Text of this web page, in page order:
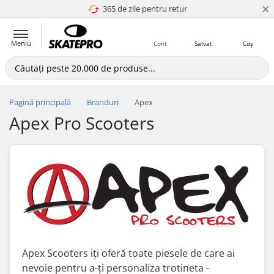
365 de zile pentru retur
4.8 a 5 ×
Meniu Coș
Salvat
Cont
Pagină principală Branduri Apex
Apex Pro Scooters
Apex Scooters iți oferă toate piesele de care ai
nevoie pentru a-ți personaliza trotineta -